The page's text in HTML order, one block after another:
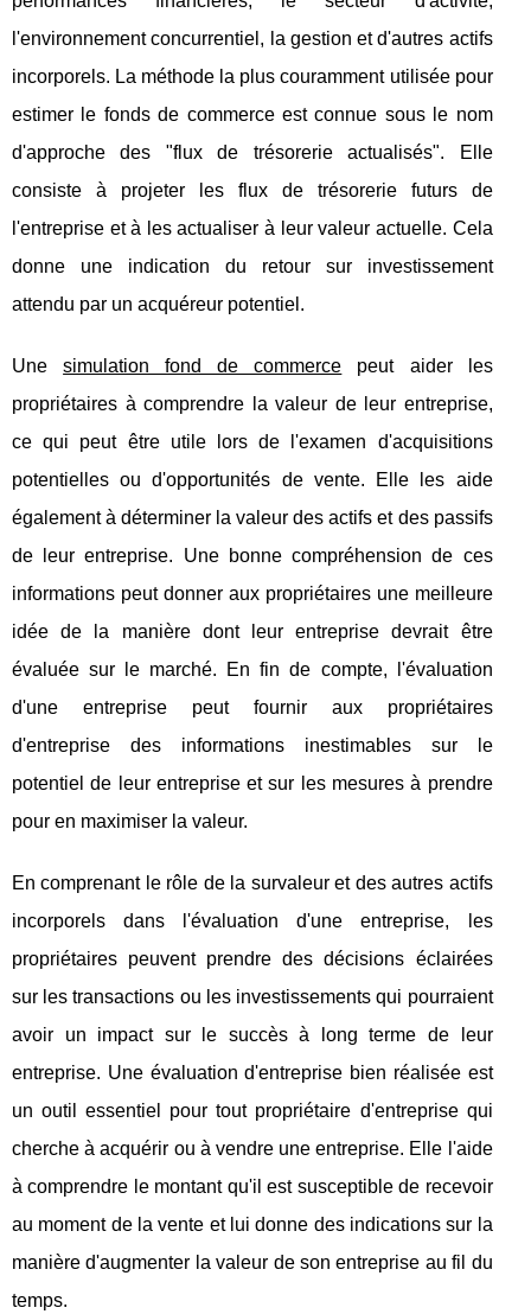
l'environnement concurrentiel, la gestion et d'autres actifs
incorporels. La méthode la plus couramment utilisée pour
estimer le fonds de commerce est connue sous le nom
d'approche des "flux de trésorerie actualisés". Elle
consiste à projeter les flux de trésorerie futurs de
l'entreprise et à les actualiser à leur valeur actuelle. Cela
donne une indication du retour sur investissement
attendu par un acquéreur potentiel.
Unesimulation fond de commerce peut aider les
propriétaires à comprendre la valeur de leur entreprise,
ce qui peut être utile lors de l'examen d'acquisitions
potentielles ou d'opportunités de vente. Elle les aide
également à déterminer la valeur des actifs et des passifs
de leur entreprise. Une bonne compréhension de ces
informations peut donner aux propriétaires une meilleure
idée de la manière dont leur entreprise devrait être
évaluée sur le marché. En fin de compte, l'évaluation
d'une entreprise peut fournir aux propriétaires
d'entreprise des informations inestimables sur le
potentiel de leur entreprise et sur les mesures à prendre
pour en maximiser la valeur.
En comprenant le rôle de la survaleur et des autres actifs
incorporels dans l'évaluation d'une entreprise, les
propriétaires peuvent prendre des décisions éclairées
sur les transactions ou les investissements qui pourraient
avoir un impact sur le succès à long terme de leur
entreprise. Une évaluation d'entreprise bien réalisée est
un outil essentiel pour tout propriétaire d'entreprise qui
cherche à acquérir ou à vendre une entreprise. Elle l'aide
à comprendre le montant qu'il est susceptible de recevoir
au moment de la vente et lui donne des indications sur la
manière d'augmenter la valeur de son entreprise au fil du
temps.